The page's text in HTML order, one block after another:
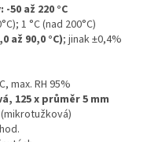
až 220 °C
1 °C (nad 200°C)
až 90,0 °C); jinak ±0,4%
max. RH 95%
125 x průměr 5 mm